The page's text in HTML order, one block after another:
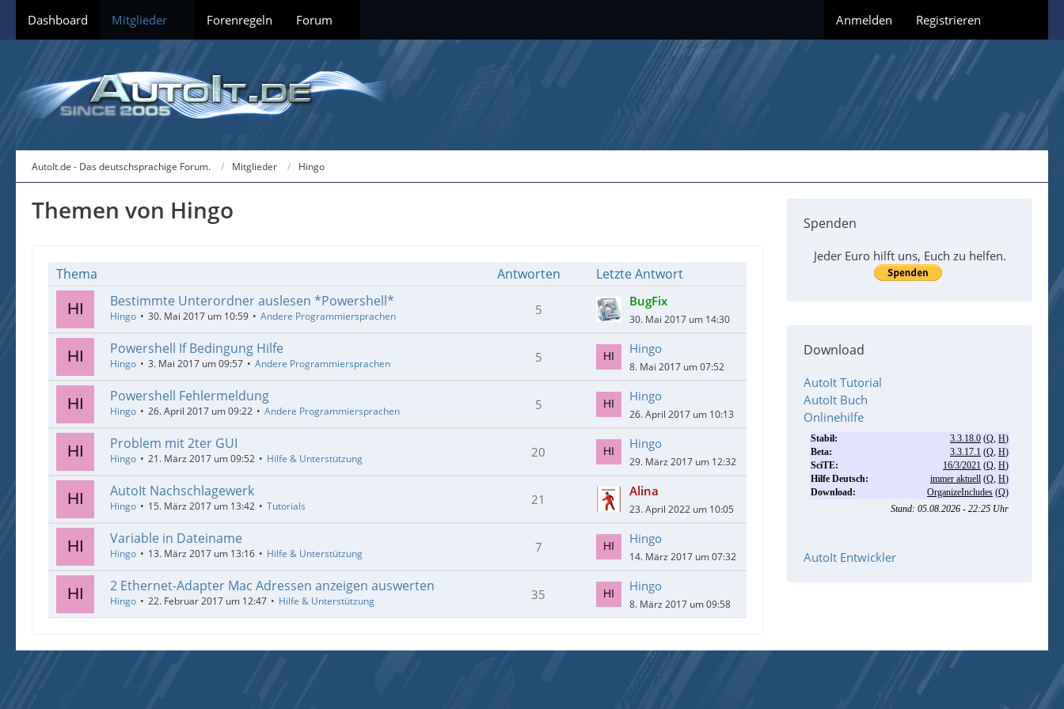
Dashboard Mitglieder Forenregeln Forum Anmelden Registrieren
AutoIt.de - Das deutschsprachige Forum. Mitglieder Hingo
Themen von Hingo
Thema Antworten
Letzte Antwort
Bestimmte Unterordner auslesen *Powershell*
Hingo 30. Mai 2017 um 10:59 Andere Programmiersprachen 5
BugFix
30. Mai 2017 um 14:30
Powershell If Bedingung Hilfe
Hingo 3. Mai 2017 um 09:57 Andere Programmiersprachen 5
Hingo
8. Mai 2017 um 07:52
Powershell Fehlermeldung
Hingo 26. April 2017 um 09:22 Andere Programmiersprachen 5
Hingo
26. April 2017 um 10:13
Problem mit 2ter GUI
Hingo 21. März 2017 um 09:52 Hilfe & Unterstützung 20
Hingo
29. März 2017 um 12:32
AutoIt Nachschlagewerk
Hingo 15. März 2017 um 13:42 Tutorials 21
Alina
23. April 2022 um 10:05
Variable in Dateiname
Hingo 13. März 2017 um 13:16 Hilfe & Unterstützung 7
Hingo
14. März 2017 um 07:32
2 Ethernet-Adapter Mac Adressen anzeigen auswerten
Hingo 22. Februar 2017 um 12:47 Hilfe & Unterstützung 35
Hingo
8. März 2017 um 09:58
Spenden
Jeder Euro hilft uns, Euch zu helfen.
Download
AutoIt Tutorial
AutoIt Buch
Onlinehilfe
AutoIt Entwickler